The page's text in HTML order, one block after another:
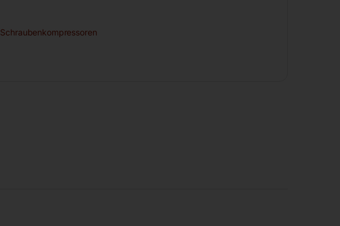
Schraubenkompressoren